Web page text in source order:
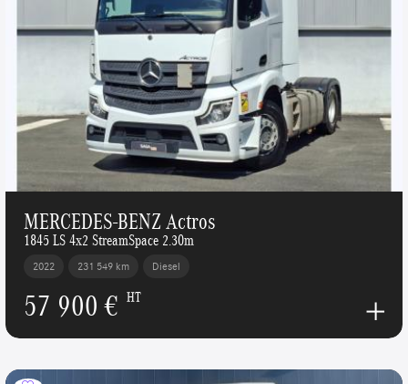
MERCEDES-BENZ Actros
1845 LS 4x2 StreamSpace 2.30m
2022 231 549 km Diesel
57 900 € HT